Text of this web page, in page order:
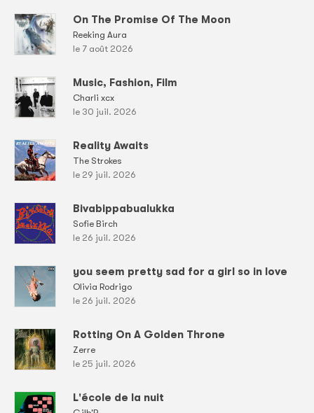
On The Promise Of The Moon
Reeking Aura
le 7 août 2026
Music, Fashion, Film
Charli xcx
le 30 juil. 2026
Reality Awaits
The Strokes
le 29 juil. 2026
Bivabippabualukka
Sofie Birch
le 26 juil. 2026
you seem pretty sad for a girl so in love
Olivia Rodrigo
le 26 juil. 2026
Rotting On A Golden Throne
Zerre
le 25 juil. 2026
L'école de la nuit